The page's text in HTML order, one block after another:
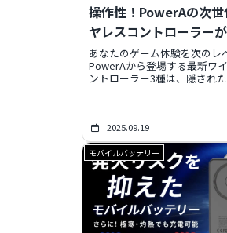
操作性！PowerAの次世
ヤレスコントローラー
場
あなたのゲーム体験を次のレ
PowerAから登場する最新ワ
ントローラー3種は、隠され
PC、クラウド、Xboxそれぞれ
ーに最適な「相棒」を見つけ
没入感と勝利を掴み取りまし
2025.09.19
モバイルバッテリー